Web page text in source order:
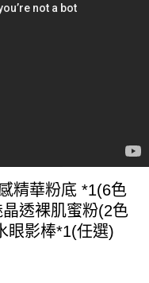
精華粉底 *1(6色
透裸肌蜜粉(2色
眼影棒*1(任選)